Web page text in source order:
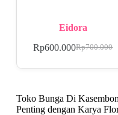
Eidora
Rp700.000
Rp600.000
Toko Bunga Di
Penting dengan Karya